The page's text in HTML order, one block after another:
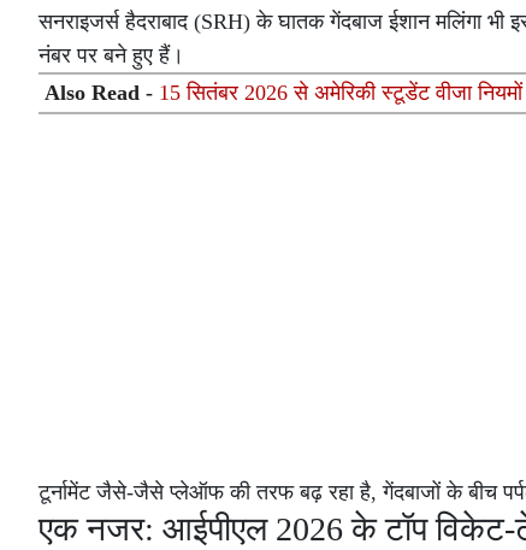
सनराइजर्स हैदराबाद (SRH) के घातक गेंदबाज ईशान मलिंगा
नंबर पर बने हुए हैं।
Also Read - 15 सितंबर 2026 से अमेरिकी स्टूडेंट वीजा
टूर्नामेंट जैसे-जैसे प्लेऑफ की तरफ बढ़ रहा है, गेंदबाजों के बीच
एक नजर: आईपीएल 2026 के टॉप विकेट-